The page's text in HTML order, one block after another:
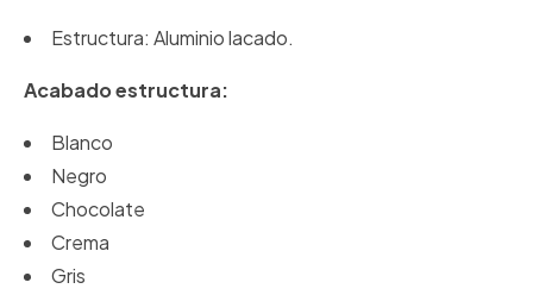
Estructura: Aluminio lacado.
Acabado estructura:
Blanco
Negro
Chocolate
Crema
Gris